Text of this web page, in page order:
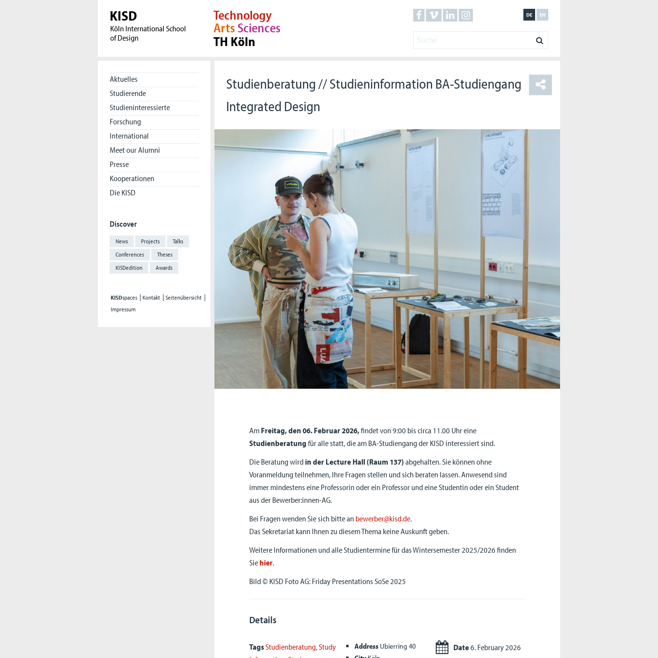
KISD
Köln International School
of Design
EN
DE
Technology
ArtsSciences
TH Köln
Aktuelles
Studierende
Studieninteressierte
Forschung
International
Meet our Alumni
Presse
Kooperationen
Die KISD
Discover
News Projects
Talks
Conferences
Theses
KISDedition
Awards
KISDspaces Kontakt
Seitenübersicht
Impressum
Studienberatung // Studieninformation BA-Studiengang
Integrated Design
Am Freitag, den 06. Februar 2026,findet von 9:00 bis circa 11.00 Uhr eine
Studienberatung für alle statt, die am BA-Studiengang der KISD interessiert sind.
Die Beratung wirdinder Lecture Hall(Raum 137)abgehalten. Sie können ohne
Voranmeldung teilnehmen, Ihre Fragen stellen und sich beraten lassen. Anwesend sind
immer mindestens eine Professorin oder ein Professor und eine Studentin oder ein Student
aus der Bewerber:innen-AG.
Bei Fragen wenden Sie sich bitte an bewerber@kisd.de.
Das Sekretariat kann Ihnen zu diesem Thema keine Auskunft geben.
Weitere Informationen und alle Studientermine für das Wintersemester 2025/2026 finden
Siehier.
Bild © KISD Foto AG: Friday Presentations SoSe 2025
Details
TagsStudienberatung,Study
AddressUbierring 40
Date6. February 2026